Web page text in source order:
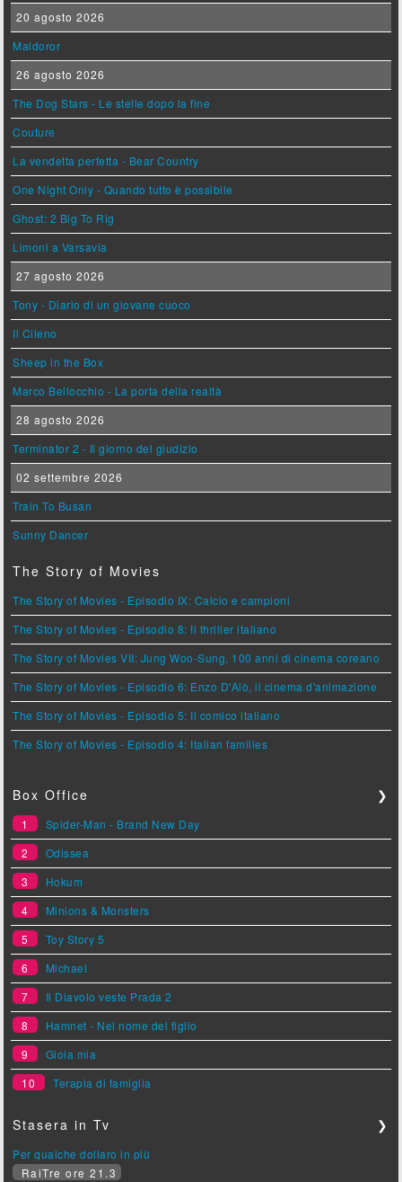
20 agosto 2026
Maldoror
26 agosto 2026
The Dog Stars - Le stelle dopo la fine
Couture
La vendetta perfetta - Bear Country
One Night Only - Quando tutto è possibile
Ghost: 2 Big To Rig
Limoni a Varsavia
27 agosto 2026
Tony - Diario di un giovane cuoco
Il Cileno
Sheep in the Box
Marco Bellocchio - La porta della realtà
28 agosto 2026
Terminator 2 - Il giorno del giudizio
02 settembre 2026
Train To Busan
Sunny Dancer
The Story of Movies
The Story of Movies - Episodio IX: Calcio e campioni
The Story of Movies - Episodio 8: Il thriller italiano
The Story of Movies VII: Jung Woo-Sung, 100 anni di cinema coreano
The Story of Movies - Episodio 6: Enzo D'Alò, il cinema d'animazione
The Story of Movies - Episodio 5: Il comico italiano
The Story of Movies - Episodio 4: Italian families
Box Office ❯
1
Spider-Man - Brand New Day
2
Odissea
3
Hokum
4
Minions & Monsters
5
Toy Story 5
6
Michael
7
Il Diavolo veste Prada 2
8
Hamnet - Nel nome del figlio
9
Gioia mia
10
Terapia di famiglia
Stasera in Tv ❯
Per qualche dollaro in più
RaiTre ore 21.3